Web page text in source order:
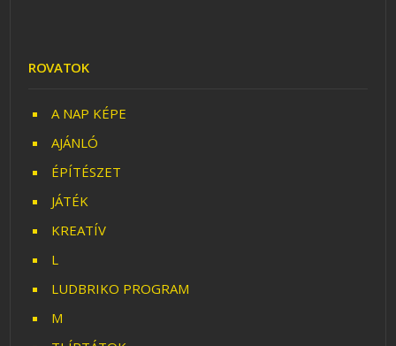
ROVATOK
A NAP KÉPE
AJÁNLÓ
ÉPÍTÉSZET
JÁTÉK
KREATÍV
L
LUDBRIKO PROGRAM
M